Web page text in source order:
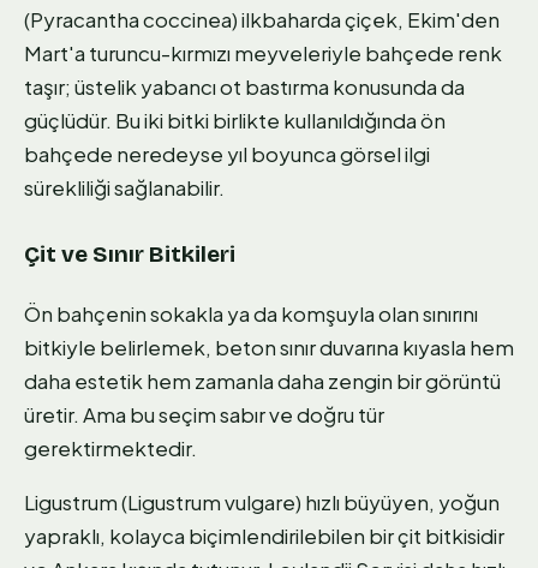
(Pyracantha coccinea) ilkbaharda çiçek, Ekim'den
Mart'a turuncu-kırmızı meyveleriyle bahçede renk
taşır; üstelik yabancı ot bastırma konusunda da
güçlüdür. Bu iki bitki birlikte kullanıldığında ön
bahçede neredeyse yıl boyunca görsel ilgi
sürekliliği sağlanabilir.
Çit ve Sınır Bitkileri
Ön bahçenin sokakla ya da komşuyla olan sınırını
bitkiyle belirlemek, beton sınır duvarına kıyasla hem
daha estetik hem zamanla daha zengin bir görüntü
üretir. Ama bu seçim sabır ve doğru tür
gerektirmektedir.
Ligustrum (Ligustrum vulgare) hızlı büyüyen, yoğun
yapraklı, kolayca biçimlendirilebilen bir çit bitkisidir